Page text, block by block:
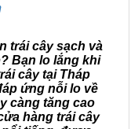
trái cây sạch và
Bạn lo lắng khi
cây tại Tháp
ứng nỗi lo về
càng tăng cao
hàng trái cây